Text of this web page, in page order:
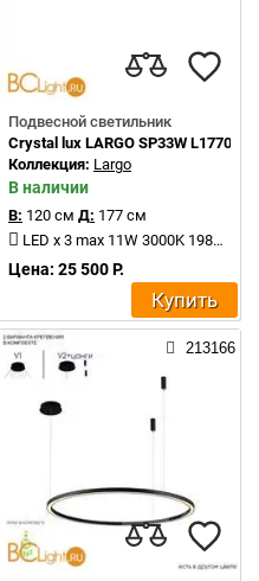
Подвесной светильник
Crystal lux LARGO SP33W L1770
Коллекция: Largo
В наличии
В: 120 см Д: 177 см
LED x 3 max 11W 3000K 1980Lm
Цена: 25 500 Р.
Купить
213166